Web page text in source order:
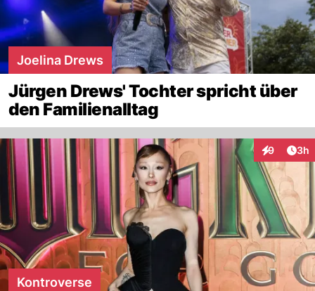
Joelina Drews
Jürgen Drews' Tochter spricht über
den Familienalltag
9 3h
Kontroverse